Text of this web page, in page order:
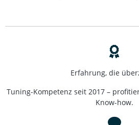
Erfahrung, die
Tuning-Kompetenz seit 2017 –
Know-how.